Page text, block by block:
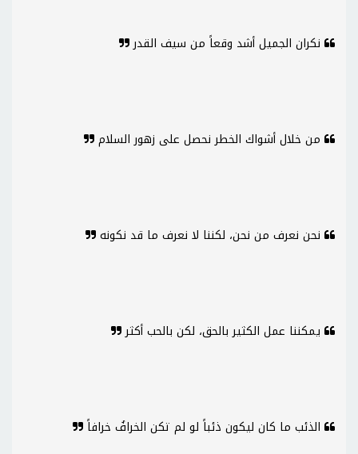
نكران الجميل أشد وقعاً من سيف القدر
من خلال أشواك الخطر نحصل على زهور السلام
نحن نعرف من نحن، لكننا لا نعرف ما قد نكونه
يمكننا عمل الكثير بالحق، لكن بالحب أكثر
الذئب ما كان ليكون ذئباً لو لم تكن الخرافُ خرافاً